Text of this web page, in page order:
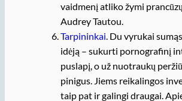
vaidmenį atliko žymi
Audrey Tautou.
Tarpininkai. Du vyrukai
idėją – sukurti pornografinį
puslapį, o už nuotraukų
pinigus. Jiems reikalingos
taip pat ir galingi draugai.